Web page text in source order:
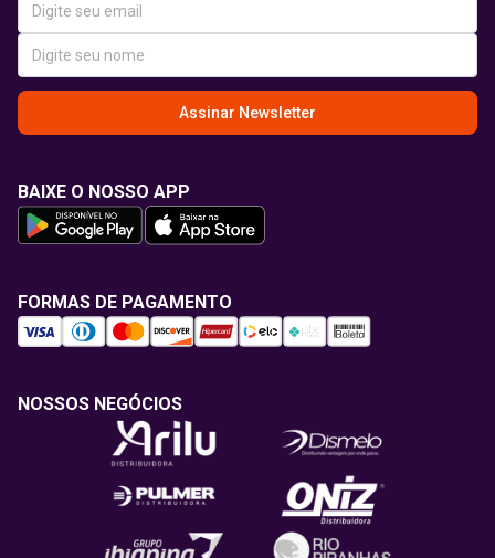
Assinar Newsletter
BAIXE O NOSSO APP
FORMAS DE PAGAMENTO
NOSSOS NEGÓCIOS